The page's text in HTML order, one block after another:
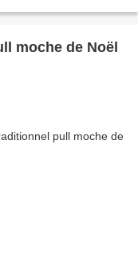
moche de Noël